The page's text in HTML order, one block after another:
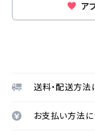
ア
送料・配送方法
お支払い方法に